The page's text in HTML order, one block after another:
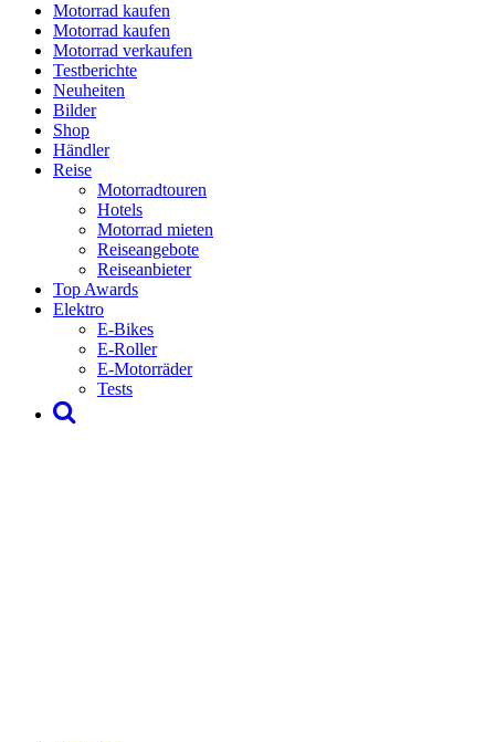
Motorrad kaufen
Motorrad kaufen
Motorrad verkaufen
Testberichte
Neuheiten
Bilder
Shop
Händler
Reise
Motorradtouren
Hotels
Motorrad mieten
Reiseangebote
Reiseanbieter
Top Awards
Elektro
E-Bikes
E-Roller
E-Motorräder
Tests